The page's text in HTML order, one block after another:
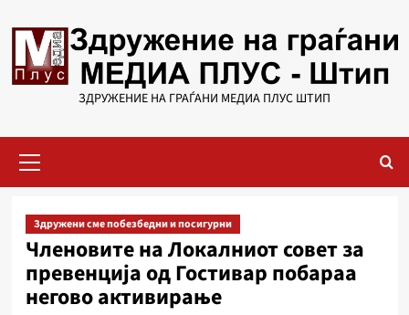
to
content
ЗДРУЖЕНИЕ НА ГРАЃАНИ МЕДИА ПЛУС ШТИП
Menu
Здружени сме побезбедни и посигурни
Членовите на Локалниот совет за
превенција од Гостивар побараа
негово активирање